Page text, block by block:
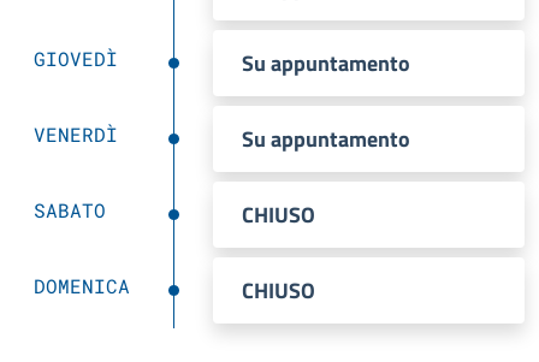
GIOVEDÌ Su appuntamento
VENERDÌ Su appuntamento
SABATO CHIUSO
DOMENICA CHIUSO